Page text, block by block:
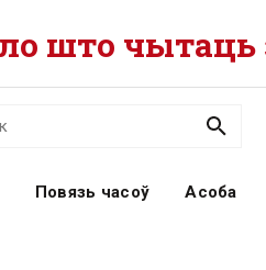
што чытаць
Повязь часоў Асоба